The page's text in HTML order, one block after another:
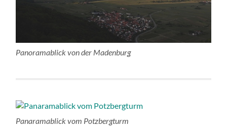
Panoramablick von der Madenburg
Panaramablick vom Potzbergturm